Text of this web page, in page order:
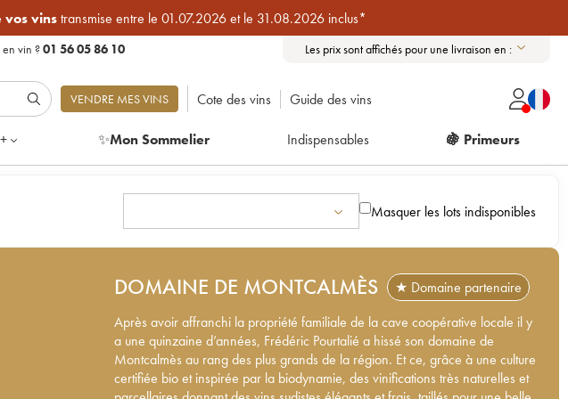
vinstransmise entre le 01.07.2026 et le 31.08.2026 inclus*
vin ?01 56 05 86 10 Les prix sont affichés pour une livraison en :
VENDRE MES VINS Cote des vins Guide des vins
✨Mon Sommelier Indispensables 🍇 Primeurs
Masquer les lots indisponibles
DOMAINE DE MONTCALMÈS
★ Domaine partenaire
Après avoir affranchi la propriété familiale de la cave coopérative locale il y
a une quinzaine d’années, Frédéric Pourtalié a hissé son domaine de
Montcalmès au rang des plus grands de la région. Et ce, grâce à une culture
certifiée bio et inspirée par la biodynamie, des vinifications très naturelles et